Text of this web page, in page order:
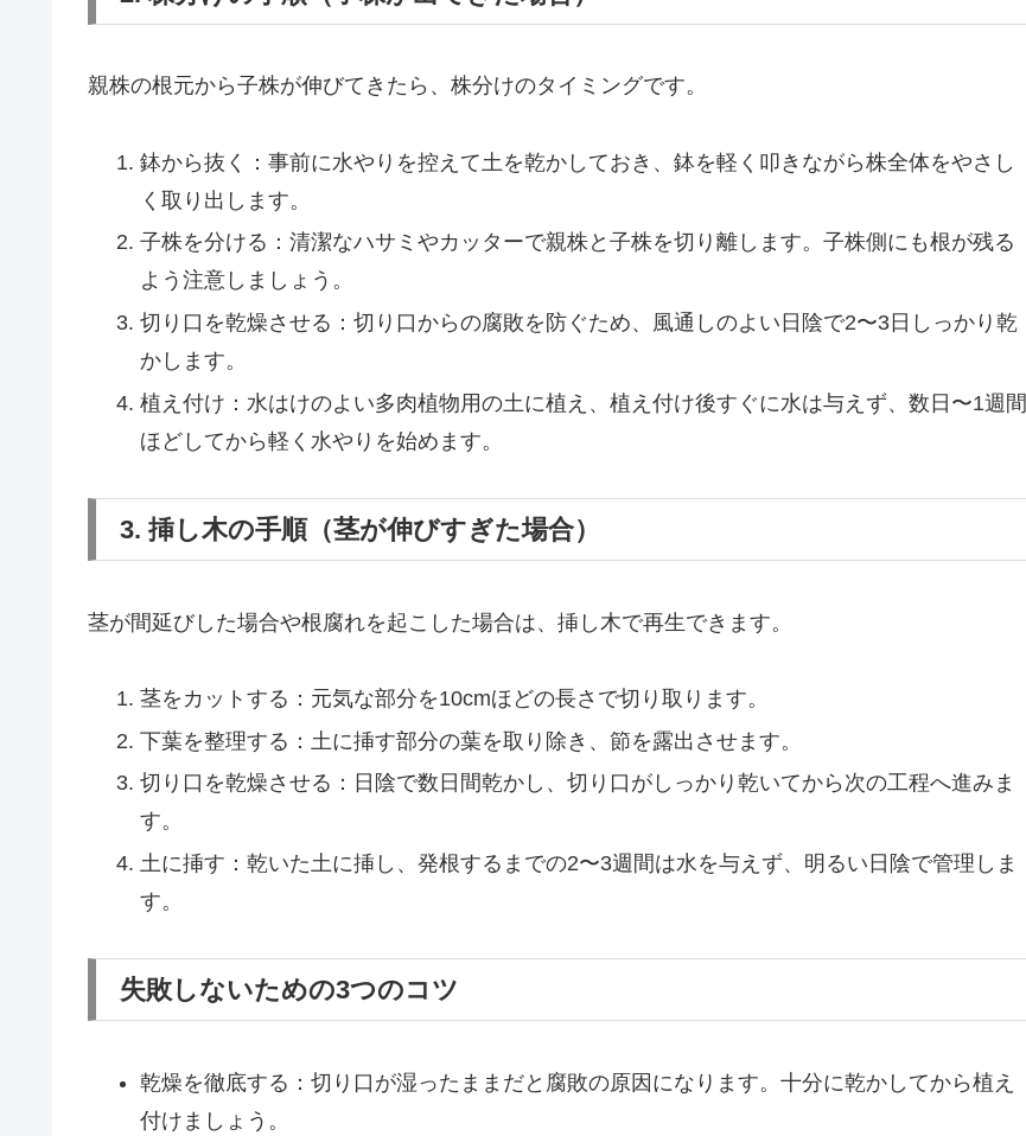
親株の根元から子株が伸びてきたら、株分けのタイミングです。
鉢から抜く：事前に水やりを控えて土を乾かしておき、鉢を軽く叩きながら株全体をやさし
く取り出します。
子株を分ける：清潔なハサミやカッターで親株と子株を切り離します。子株側にも根が残る
よう注意しましょう。
切り口を乾燥させる：切り口からの腐敗を防ぐため、風通しのよい日陰で2〜3日しっかり乾
かします。
植え付け：水はけのよい多肉植物用の土に植え、植え付け後すぐに水は与えず、数日〜1週間
ほどしてから軽く水やりを始めます。
3. 挿し木の手順（茎が伸びすぎた場合）
茎が間延びした場合や根腐れを起こした場合は、挿し木で再生できます。
茎をカットする：元気な部分を10cmほどの長さで切り取ります。
下葉を整理する：土に挿す部分の葉を取り除き、節を露出させます。
切り口を乾燥させる：日陰で数日間乾かし、切り口がしっかり乾いてから次の工程へ進みま
す。
土に挿す：乾いた土に挿し、発根するまでの2〜3週間は水を与えず、明るい日陰で管理しま
す。
失敗しないための3つのコツ
乾燥を徹底する：切り口が湿ったままだと腐敗の原因になります。十分に乾かしてから植え
付けましょう。